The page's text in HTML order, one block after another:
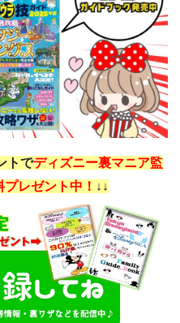
トでディズニー裏マニア監
レゼント中！ ↓↓